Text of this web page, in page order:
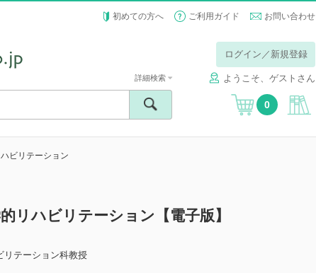
初めての方へ ご利用ガイド お問い合わせ
ログイン／新規登録
ようこそ、ゲストさん
詳細検索
0
ビリテーション
リハビリテーション【電子版】
リテーション科教授